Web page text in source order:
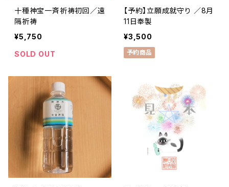
十種神宝一斉祈祷初回／遠
隔祈祷
¥5,750
SOLD OUT
【予約】立願成就守り ／8月
11日奉製
¥3,500
予約商品